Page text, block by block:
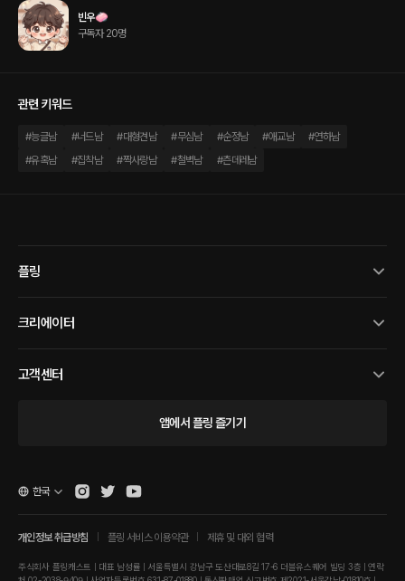
빈우🧼
구독자 20명
관련 키워드
#능글남 #너드남 #대형견남 #무심남 #순정남 #애교남 #연하남
#유혹남 #집착남 #짝사랑남 #철벽남 #츤데레남
플링
크리에이터
고객센터
앱에서 플링 즐기기
개인정보 취급방침 플링 서비스 이용약관 제휴 및 대외 협력
주식회사 플링캐스트 | 대표 남성률 | 서울특별시 강남구 도산대로8길 17-6 더블유스퀘어 빌딩 3층 | 연락
한국